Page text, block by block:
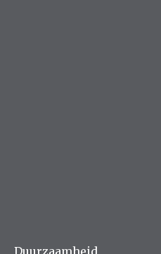
Duurzaamheid